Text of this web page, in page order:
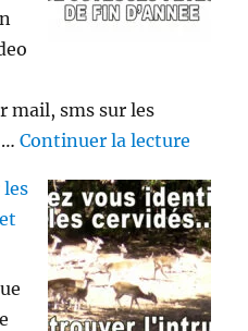
mail, sms sur les
…Continuer la lecture